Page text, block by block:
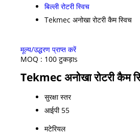
बिल्ली रोटरी स्विच
Tekmec अनोखा रोटरी कैम स्विच
मूल्य/उद्धरण प्राप्त करें
MOQ : 100 टुकड़ाs
Tekmec अनोखा रोटरी कैम
सुरक्षा स्तर
आईपी ​​55
मटेरियल